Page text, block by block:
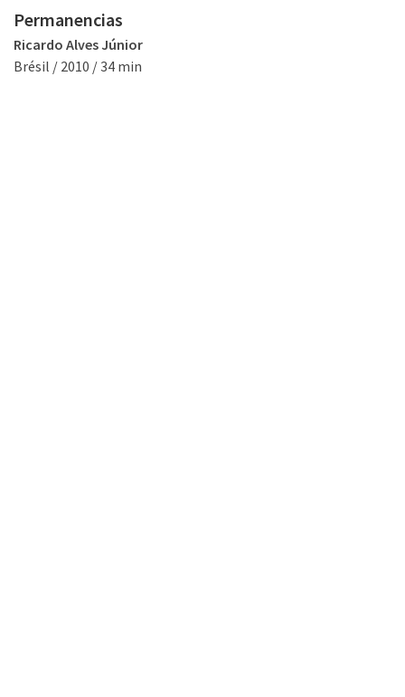
Permanencias
Ricardo Alves Júnior
Brésil / 2010 / 34 min